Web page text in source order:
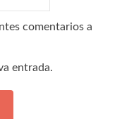
comentarios a
entrada.